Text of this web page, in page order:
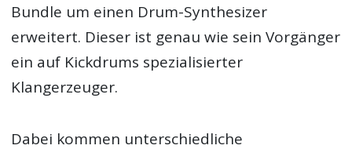
Bundle um einen Drum-Synthesizer
erweitert. Dieser ist genau wie sein Vorgänger
ein auf Kickdrums spezialisierter
Klangerzeuger.
Dabei kommen unterschiedliche